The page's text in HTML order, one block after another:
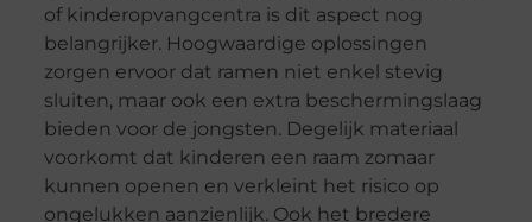
of kinderopvangcentra is dit aspect nog
belangrijker. Hoogwaardige oplossingen
zorgen ervoor dat ramen niet enkel stevig
sluiten, maar ook een extra beschermingslaag
bieden voor de jongsten. Degelijk materiaal
voorkomt dat kinderen een raam zomaar
kunnen openen en verkleint het risico op
ongelukken aanzienlijk. Ook het bredere